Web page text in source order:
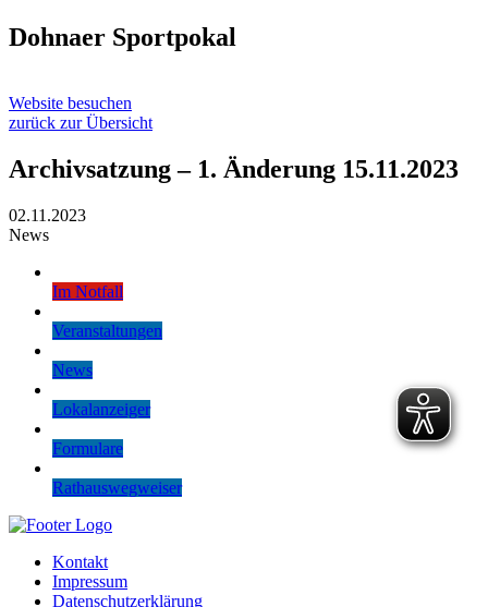
Dohnaer Sportpokal
Website besuchen
zurück zur Übersicht
Archivsatzung – 1. Änderung 15.11.2023
02.11.2023
News
Im Notfall
Veranstaltungen
News
Lokalanzeiger
Formulare
Rathauswegweiser
Kontakt
Impressum
Datenschutzerklärung